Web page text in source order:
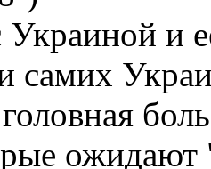
Украиной и
самих
ожидают